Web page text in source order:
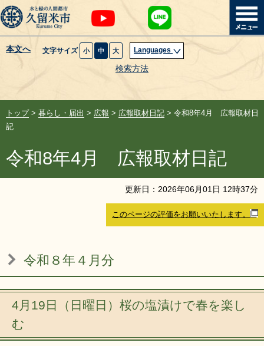
本文へ 文字サイズ 小 中 大 Languages
検索方法
暮らし・届出
健康・医療・福祉
観光魅力・イベント
サイトマップ
リンク集 利用ガイド
RSS プライバシーポリシー
サイトについて
トップ> 暮らし・届出 > 広報 > 広報取材日記 > 令和8年4月 広報取材日
記
令和8年4月 広報取材日記
更新日： 2026年06月01 日 12時37分
このページの評価をお願いいたします。
令和８年４月分
4月19日（日曜日）桜の塩漬けで春を楽し
む